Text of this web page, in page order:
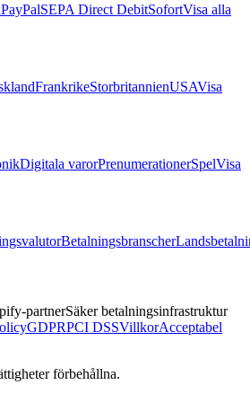
PayPalSEPA Direct DebitSofortVisa alla
FrankrikeStorbritannienUSAVisa
Digitala varorPrenumerationerSpelVisa
Betalningsbranscher
partnerSäker betalningsinfrastruktur
GDPRPCI DSSVillkorAcceptabel
förbehållna.